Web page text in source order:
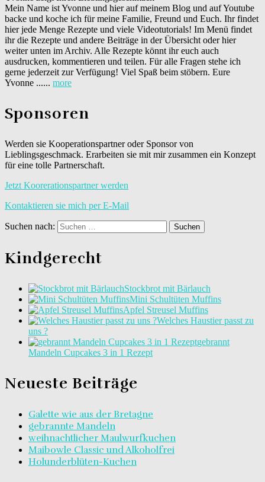
Mein Name ist Yvonne und hier auf meinem Blog und auf Youtube
backe und koche ich für meine Familie, Freund und Euch. Ihr findet
hier jede Menge Rezepte und viele Videotutorials! Im Menü findet
ihr die Rezepte und andere Beiträge in der Übersicht oder hier
weiter unten im Archiv. Alle Rezepte könnt ihr euch auch
ausdrucken, kommentieren und teilen. Für alle Fragen stehe ich
gerne jederzeit zur Verfügung! Viel Spaß beim stöbern. Eure
Yvonne ...... more
Sponsoren
Werden sie Kooperationspartner oder Sponsor von
Lieblingsgeschmack. Erarbeiten sie mit mir zusammen ein Konzept
für eine tolle Partnerschaft.
Jetzt Koorerationspartner werden
Kontaktieren sie mich per E-Mail
Suchen nach:
Kindgerecht
Stockbrot mit Bärlauch
Mini Schultüten Muffins
Apfel Streusel Muffins
Welches Haustier passt zu
uns ?
gebrannt
Mandeln Cupcakes 3 in 1 Rezept
Neueste Beiträge
Galette wie aus der Bretagne
gebrannte Mandeln
weihnachtlicher Maulwurfkuchen
Maibowle Classic und Alkoholfrei
Holunderblüten-Kuchen